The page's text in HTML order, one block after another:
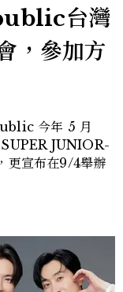
台灣
，參加方
今年 5 月
SUPER JUNIOR-
更宣布在9/4舉辦